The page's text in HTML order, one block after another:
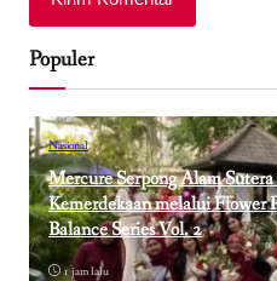
Populer
Nasional
Mercure Serpong Alam
Kemerdekaan melalui Flower
Balance Series Vol. 2
1 jam lalu